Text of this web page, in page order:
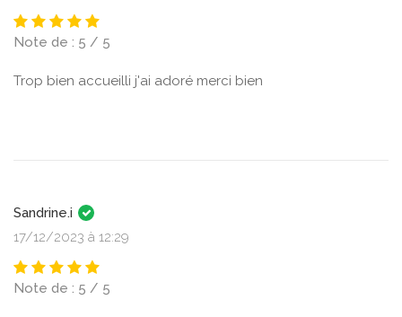
Note de : 5 / 5
Trop bien accueilli j'ai adoré merci bien
Sandrine.i
17/12/2023 à 12:29
Note de : 5 / 5